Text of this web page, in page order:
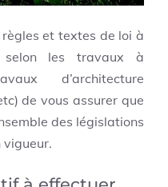
et textes de loi à
selon les travaux à
d’architecture
de vous assurer que
des législations
vigueur.